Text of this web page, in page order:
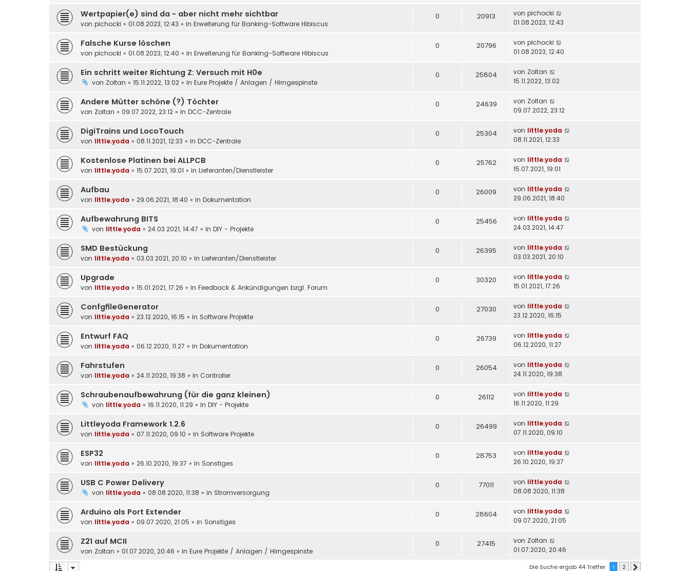
Wertpapier(e) sind da - aber nicht mehr sichtbar
von pichocki » 01.08.2023, 12:43 » in Erweiterung für Banking-Software Hibiscus
0 20913 von pichocki
01.08.2023, 12:43
Falsche Kurse löschen
von pichocki » 01.08.2023, 12:40 » in Erweiterung für Banking-Software Hibiscus
0 20796 von pichocki
01.08.2023, 12:40
Ein schritt weiter Richtung Z: Versuch mit H0e
von Zoltan » 15.11.2022, 13:02 » in Eure Projekte / Anlagen / Hirngespinste
0 25804 von Zoltan
15.11.2022, 13:02
Andere Mütter schöne (?) Töchter
von Zoltan » 09.07.2022, 23:12 » in DCC-Zentrale
0 24639 von Zoltan
09.07.2022, 23:12
DigiTrains und LocoTouch
von little.yoda » 08.11.2021, 12:33 » in DCC-Zentrale
0 25304 von little.yoda
08.11.2021, 12:33
Kostenlose Platinen bei ALLPCB
von little.yoda » 15.07.2021, 19:01 » in Lieferanten/Dienstleister
0 25762 von little.yoda
15.07.2021, 19:01
Aufbau
von little.yoda » 29.06.2021, 18:40 » in Dokumentation
0 26009 von little.yoda
29.06.2021, 18:40
Aufbewahrung BITS
von little.yoda » 24.03.2021, 14:47 » in DIY - Projekte
0 25456 von little.yoda
24.03.2021, 14:47
SMD Bestückung
von little.yoda » 03.03.2021, 20:10 » in Lieferanten/Dienstleister
0 26395 von little.yoda
03.03.2021, 20:10
Upgrade
von little.yoda » 15.01.2021, 17:26 » in Feedback & Ankündigungen bzgl. Forum
0 30320 von little.yoda
15.01.2021, 17:26
ConfgfileGenerator
von little.yoda » 23.12.2020, 16:15 » in Software Projekte
0 27030 von little.yoda
23.12.2020, 16:15
Entwurf FAQ
von little.yoda » 06.12.2020, 11:27 » in Dokumentation
0 26739 von little.yoda
06.12.2020, 11:27
Fahrstufen
von little.yoda » 24.11.2020, 19:38 » in Controller
0 26054 von little.yoda
24.11.2020, 19:38
Schraubenaufbewahrung (für die ganz kleinen)
von little.yoda » 16.11.2020, 11:29 » in DIY - Projekte
0 26112 von little.yoda
16.11.2020, 11:29
Littleyoda Framework 1.2.6
von little.yoda » 07.11.2020, 09:10 » in Software Projekte
0 26499 von little.yoda
07.11.2020, 09:10
ESP32
von little.yoda » 26.10.2020, 19:37 » in Sonstiges
0 28753 von little.yoda
26.10.2020, 19:37
USB C Power Delivery
von little.yoda » 08.08.2020, 11:38 » in Stromversorgung
0 77011 von little.yoda
08.08.2020, 11:38
Arduino als Port Extender
von little.yoda » 09.07.2020, 21:05 » in Sonstiges
0 28604 von little.yoda
09.07.2020, 21:05
Z21 auf MCII
von Zoltan » 01.07.2020, 20:46 » in Eure Projekte / Anlagen / Hirngespinste
0 27415 von Zoltan
01.07.2020, 20:46
Die Suche ergab 44 Treffer 1 2